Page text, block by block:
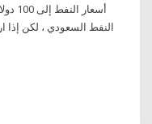
النفط السعودي ، لكن إذا